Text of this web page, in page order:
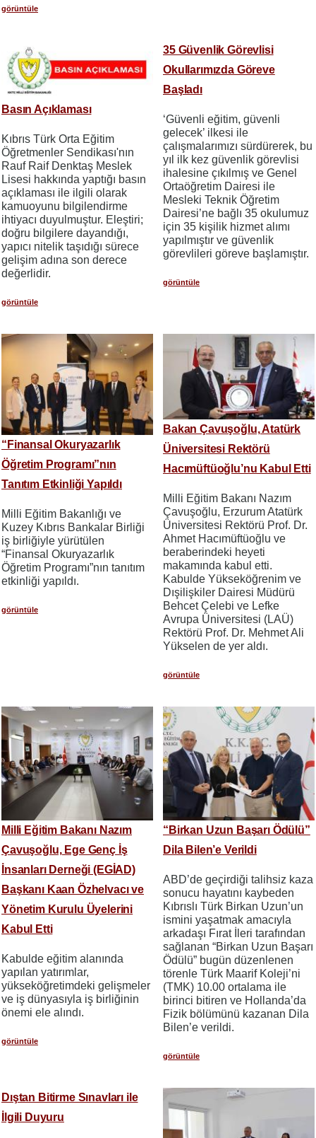
görüntüle
Basın Açıklaması
Kıbrıs Türk Orta Eğitim
Öğretmenler Sendikası'nın
Rauf Raif Denktaş Meslek
Lisesi hakkında yaptığı basın
açıklaması ile ilgili olarak
kamuoyunu bilgilendirme
ihtiyacı duyulmuştur. Eleştiri;
doğru bilgilere dayandığı,
yapıcı nitelik taşıdığı sürece
gelişim adına son derece
değerlidir.
görüntüle
35 Güvenlik Görevlisi
Okullarımızda Göreve
Başladı
‘Güvenli eğitim, güvenli
gelecek’ ilkesi ile
çalışmalarımızı sürdürerek, bu
yıl ilk kez güvenlik görevlisi
ihalesine çıkılmış ve Genel
Ortaöğretim Dairesi ile
Mesleki Teknik Öğretim
Dairesi’ne bağlı 35 okulumuz
için 35 kişilik hizmet alımı
yapılmıştır ve güvenlik
görevlileri göreve başlamıştır.
görüntüle
“Finansal Okuryazarlık
Öğretim Programı”nın
Tanıtım Etkinliği Yapıldı
Milli Eğitim Bakanlığı ve
Kuzey Kıbrıs Bankalar Birliği
iş birliğiyle yürütülen
“Finansal Okuryazarlık
Öğretim Programı”nın tanıtım
etkinliği yapıldı.
görüntüle
Bakan Çavuşoğlu, Atatürk
Üniversitesi Rektörü
Hacımüftüoğlu’nu Kabul Etti
Milli Eğitim Bakanı Nazım
Çavuşoğlu, Erzurum Atatürk
Üniversitesi Rektörü Prof. Dr.
Ahmet Hacımüftüoğlu ve
beraberindeki heyeti
makamında kabul etti.
Kabulde Yükseköğrenim ve
Dışilişkiler Dairesi Müdürü
Behcet Çelebi ve Lefke
Avrupa Üniversitesi (LAÜ)
Rektörü Prof. Dr. Mehmet Ali
Yükselen de yer aldı.
görüntüle
Milli Eğitim Bakanı Nazım
Çavuşoğlu, Ege Genç İş
İnsanları Derneği (EGİAD)
Başkanı Kaan Özhelvacı ve
Yönetim Kurulu Üyelerini
Kabul Etti
Kabulde eğitim alanında
yapılan yatırımlar,
yükseköğretimdeki gelişmeler
ve iş dünyasıyla iş birliğinin
önemi ele alındı.
görüntüle
“Birkan Uzun Başarı Ödülü”
Dila Bilen’e Verildi
ABD’de geçirdiği talihsiz kaza
sonucu hayatını kaybeden
Kıbrıslı Türk Birkan Uzun’un
ismini yaşatmak amacıyla
arkadaşı Fırat İleri tarafından
sağlanan “Birkan Uzun Başarı
Ödülü” bugün düzenlenen
törenle Türk Maarif Koleji’ni
(TMK) 10.00 ortalama ile
birinci bitiren ve Hollanda’da
Fizik bölümünü kazanan Dila
Bilen’e verildi.
görüntüle
Dıştan Bitirme Sınavları ile
İlgili Duyuru